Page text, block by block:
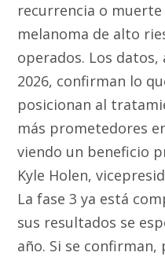
recurrencia o
melanoma de alto
operados. Los datos,
2026, confirman lo
posicionan al
más prometedores
viendo un beneficio
Kyle Holen,
La fase 3 ya está
sus resultados se
año. Si se